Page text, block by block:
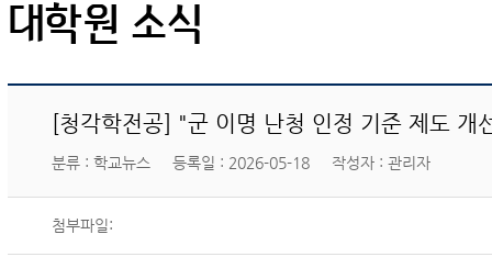
결산공고
추경예산공고
대학원 소식
[청각학전공] "군 이명 난청 인정 기준 제도 개
분류 : 학교뉴스 등록일 : 2026-05-18 작성자 : 관리자
첨부파일: